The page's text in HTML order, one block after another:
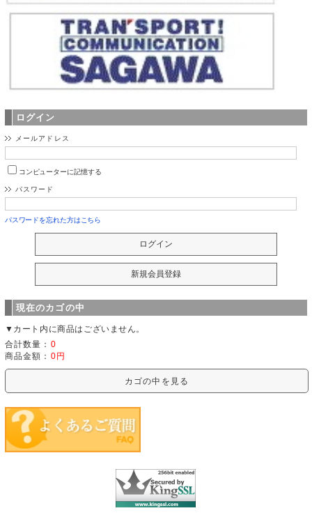
ログイン
メールアドレス
コンピューターに記憶する
パスワード
パスワードを忘れた方はこちら
現在のカゴの中
▼カート内に商品はございません。
合計数量： 0
商品金額： 0円
カゴの中を見る